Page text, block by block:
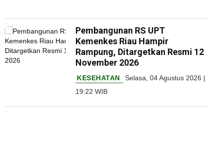
Pembangunan RS UPT
Kemenkes Riau Hampir
Rampung, Ditargetkan Resmi 12
November 2026
KESEHATAN
Selasa, 04 Agustus 2026 |
19:22 WIB